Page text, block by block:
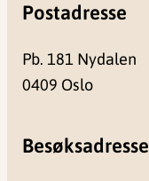
Postadresse
Pb. 181 Nydalen
0409 Oslo
Besøksadresse